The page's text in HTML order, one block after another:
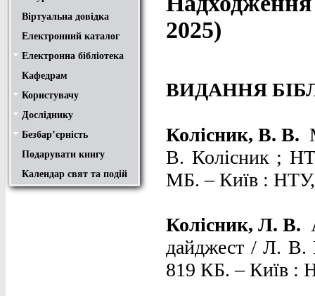
Віртуальна довідка
Електронний каталог
Електронна бібліотека
Положення
Доступ
Авторам
Пошук у ЕК. Інструкція
Кафедрам
Користувачу
Правила користування
Про обхідний лист
Медіатека "NMCBOOK"
Підручники онлайн
Путівник бібліотеками
Переходь на українську
Вивчаємо іноземну мову
Опис документів
Конференції НТУ
Досліднику
Законодавча база
Academic integrity
Плагіат
Локальний доступ
Ресурси вільного доступу
Наукова періодика
Бібліографічні менеджери
Безбар’єрність
Безбар’єрність це…
Путівник веб-ресурсами
Подарувати книгу
Календар свят та подій
2025)
ВИДАННЯ
Колісник, В. В.
В. Колісник ;
МБ. – Київ : НТУ,
Колісник, Л. В.
дайджест / Л. В.
819 КБ. – Київ :